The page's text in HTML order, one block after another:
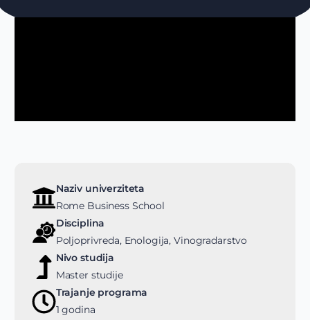
Naziv univerziteta
Rome Business School
Disciplina
Poljoprivreda, Enologija, Vinogradarstvo
Nivo studija
Master studije
Trajanje programa
1 godina